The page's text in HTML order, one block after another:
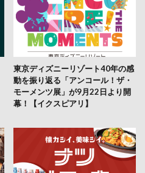
東京ディズニーリゾート40年の感
動を振り返る「アンコール！ザ・
モーメンツ展」が9月22日より開
幕！【イクスピアリ】